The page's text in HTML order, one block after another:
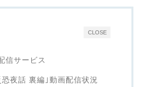
CLOSE
信サービス
夜話 裏編｣動画配信状況